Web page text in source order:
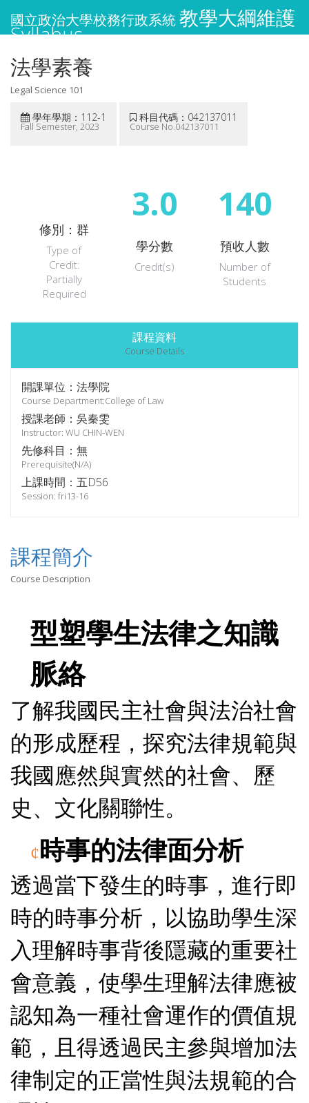
國立政治大學校務行政系統教學大綱維護
Syllabus
法學素養
Legal Science 101
學年學期：112-1
Fall Semester, 2023
科目代碼：042137011
Course No.042137011
修別：群
Type of
Credit:
Partially
Required
3.0
學分數
Credit(s)
140
預收人數
Number of
Students
課程資料
Course Details
開課單位：法學院
Course Department:College of Law
授課老師：吳秦雯
Instructor: WU CHIN-WEN
先修科目：無
Prerequisite(N/A)
上課時間：五D56
Session: fri13-16
課程簡介
Course Description
型塑學生法律之知識
脈絡
了解我國 民主社會與法治社會
的形成歷程，探究法律規範與
我國應然與實然的社會、歷
史、文化關聯性。
¢時事的法律面分析
透過當下發生的時事，進行即
時的時事分析，以協助學生深
入理解時事背後隱藏的重要社
會意義，使學生理解法律應被
認知為一種社會運作的價值規
範，且得透過民主參與增加法
律制定的正當性與法規範的合